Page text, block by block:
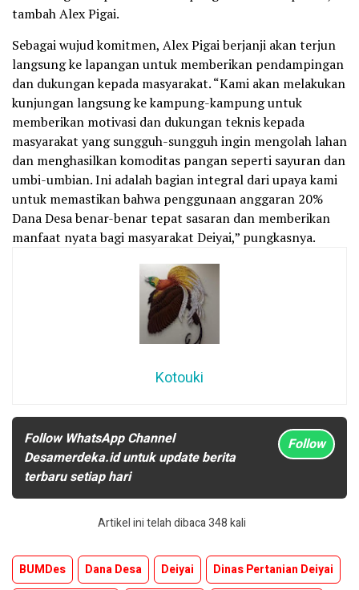
tambah Alex Pigai.
Sebagai wujud komitmen, Alex Pigai berjanji akan terjun
langsung ke lapangan untuk memberikan pendampingan
dan dukungan kepada masyarakat. “Kami akan melakukan
kunjungan langsung ke kampung-kampung untuk
memberikan motivasi dan dukungan teknis kepada
masyarakat yang sungguh-sungguh ingin mengolah lahan
dan menghasilkan komoditas pangan seperti sayuran dan
umbi-umbian. Ini adalah bagian integral dari upaya kami
untuk memastikan bahwa penggunaan anggaran 20%
Dana Desa benar-benar tepat sasaran dan memberikan
manfaat nyata bagi masyarakat Deiyai,” pungkasnya.
Kotouki
Follow WhatsApp Channel
Desamerdeka.id untuk update berita
terbaru setiap hari
Follow
Artikel ini telah dibaca 348 kali
BUMDes Dana Desa Deiyai Dinas Pertanian Deiyai